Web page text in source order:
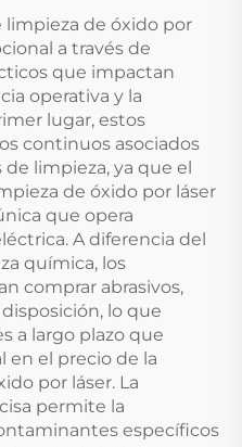
limpieza de óxido por
a través de
que impactan
operativa y la
lugar, estos
continuos asociados
limpieza, ya que el
de óxido por láser
que opera
A diferencia del
química, los
comprar abrasivos,
lo que
a largo plazo que
en el precio de la
por láser. La
permite la
específicos